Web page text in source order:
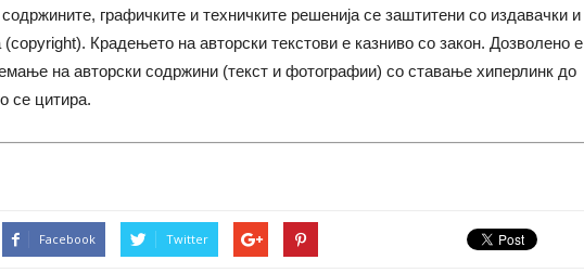
графичките и техничките решенија се заштитени со издавачки и
(copyright). Крадењето на авторски текстови е казниво со закон. Дозволено е
на авторски содржини (текст и фотографии) со ставање хиперлинк до
се цитира.
Facebook Twitter